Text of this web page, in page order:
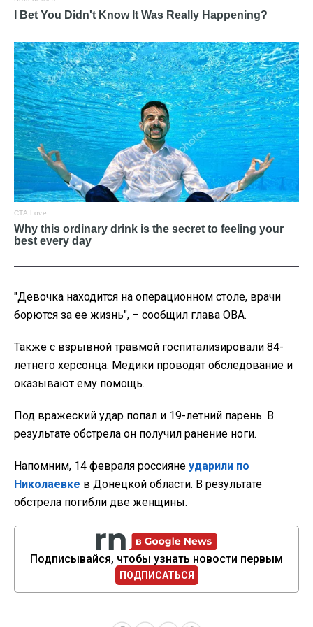
"Девочка находится на операционном столе, врачи
борются за ее жизнь", – сообщил глава ОВА.
Также с взрывной травмой госпитализировали 84-
летнего херсонца. Медики проводят обследование и
оказывают ему помощь.
Под вражеский удар попал и 19-летний парень. В
результате обстрела он получил ранение ноги.
Напомним, 14 февраля россияне ударили по
Николаевке в Донецкой области. В результате
обстрела погибли две женщины.
Подписывайся, чтобы узнать новости первым
ПОДПИСАТЬСЯ